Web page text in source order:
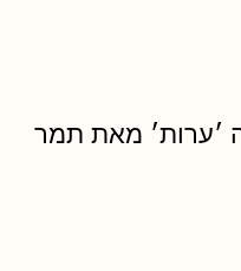
׳ערות׳ מאת תמר